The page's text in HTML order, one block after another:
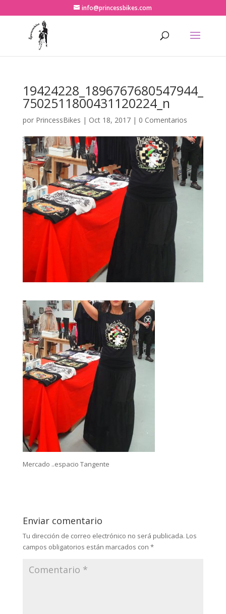
info@princessbikes.com
19424228_1896767680547944_
7502511800431120224_n
por PrincessBikes | Oct 18, 2017| 0 Comentarios
Mercado ..espacio Tangente
Enviar comentario
Tu dirección de correo electrónico no será publicada. Los
campos obligatorios están marcados con *